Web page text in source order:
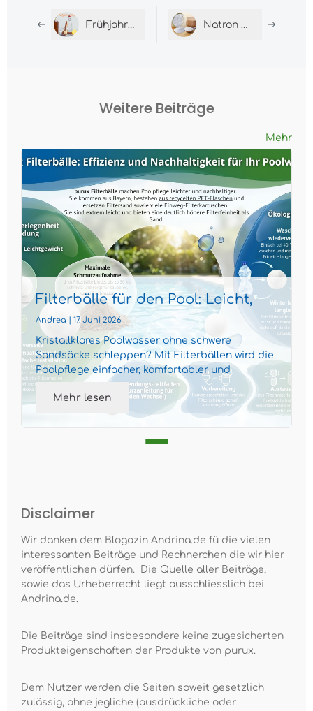
Frühjahrsputz mit Hausmitteln: So einfach gehts! Natron statt Seife? Wasch-Trick aus der Küche!
Weitere Beiträge
Mehr
Filterbälle für den Pool: Leicht,
effizient und nachhaltig
Andrea | 17. Juni 2026
Kristallklares Poolwasser ohne schwere
Sandsäcke schleppen? Mit Filterbällen wird die
Poolpflege einfacher, komfortabler und
gleichzeitig nachhaltiger...
Mehr lesen
Disclaimer
Wir danken dem Blogazin Andrina.de fü die vielen
interessanten Beiträge und Rechnerchen die wir hier
veröffentlichen dürfen. Die Quelle aller Beiträge,
sowie das Urheberrecht liegt ausschliesslich bei
Andrina.de.
Die Beiträge sind insbesondere keine zugesicherten
Produkteigenschaften der Produkte von purux.
Dem Nutzer werden die Seiten soweit gesetzlich
zulässig, ohne jegliche (ausdrückliche oder